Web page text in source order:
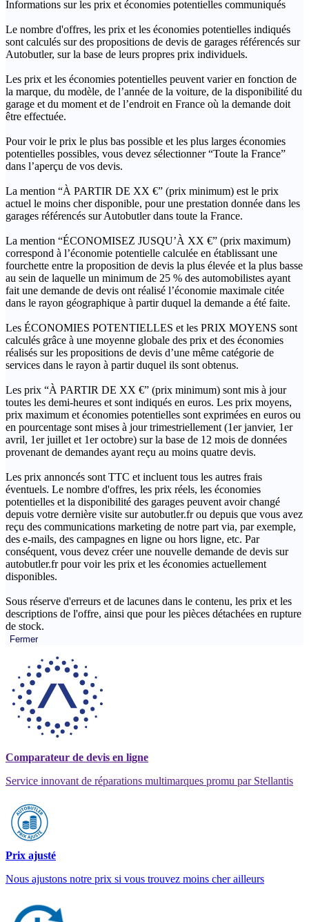
Informations sur les prix et économies potentielles communiqués
Le nombre d'offres, les prix et les économies potentielles indiqués
sont calculés sur des propositions de devis de garages référencés sur
Autobutler, sur la base de leurs propres prix individuels.
Les prix et les économies potentielles peuvent varier en fonction de
la marque, du modèle, de l’année de la voiture, de la disponibilité du
garage et du moment et de l’endroit en France où la demande doit
être effectuée.
Pour voir le prix le plus bas possible et les plus larges économies
potentielles possibles, vous devez sélectionner “Toute la France”
dans l’aperçu de vos devis.
La mention “À PARTIR DE XX €” (prix minimum) est le prix
actuel le moins cher disponible, pour une prestation donnée dans les
garages référencés sur Autobutler dans toute la France.
La mention “ÉCONOMISEZ JUSQU’À XX €” (prix maximum)
correspond à l’économie potentielle calculée en établissant une
fourchette entre la proposition de devis la plus élevée et la plus basse
au sein de laquelle un minimum de 25 % des automobilistes ayant
fait une demande de devis ont réalisé l’économie maximale citée
dans le rayon géographique à partir duquel la demande a été faite.
Les ÉCONOMIES POTENTIELLES et les PRIX MOYENS sont
calculés grâce à une moyenne globale des prix et des économies
réalisés sur les propositions de devis d’une même catégorie de
services dans le rayon à partir duquel ils sont obtenus.
Les prix “À PARTIR DE XX €” (prix minimum) sont mis à jour
toutes les demi-heures et sont indiqués en euros. Les prix moyens,
prix maximum et économies potentielles sont exprimées en euros ou
en pourcentage sont mises à jour trimestriellement (1er janvier, 1er
avril, 1er juillet et 1er octobre) sur la base de 12 mois de données
provenant de demandes ayant reçu au moins quatre devis.
Les prix annoncés sont TTC et incluent tous les autres frais
éventuels. Le nombre d'offres, les prix réels, les économies
potentielles et la disponibilité des garages peuvent avoir changé
depuis votre dernière visite sur autobutler.fr ou depuis que vous avez
reçu des communications marketing de notre part via, par exemple,
des e-mails, des campagnes en ligne ou hors ligne, etc. Par
conséquent, vous devez créer une nouvelle demande de devis sur
autobutler.fr pour voir les prix et les économies actuellement
disponibles.
Sous réserve d'erreurs et de lacunes dans le contenu, les prix et les
descriptions de l'offre, ainsi que pour les pièces détachées en rupture
de stock.
Fermer
Comparateur de devis en ligne
Service innovant de réparations multimarques promu par Stellantis
Prix ajusté
Nous ajustons notre prix si vous trouvez moins cher ailleurs